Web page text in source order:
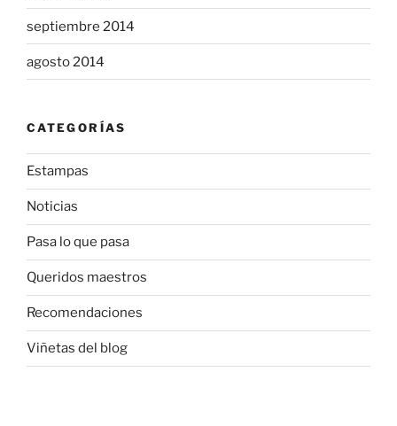
septiembre 2014
agosto 2014
CATEGORÍAS
Estampas
Noticias
Pasa lo que pasa
Queridos maestros
Recomendaciones
Viñetas del blog